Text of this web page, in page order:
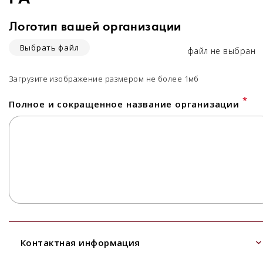
Логотип вашей организации
Выбрать файл файл не выбран
Загрузите изображение размером не более 1мб
Полное и сокращенное название организации *
Контактная информация